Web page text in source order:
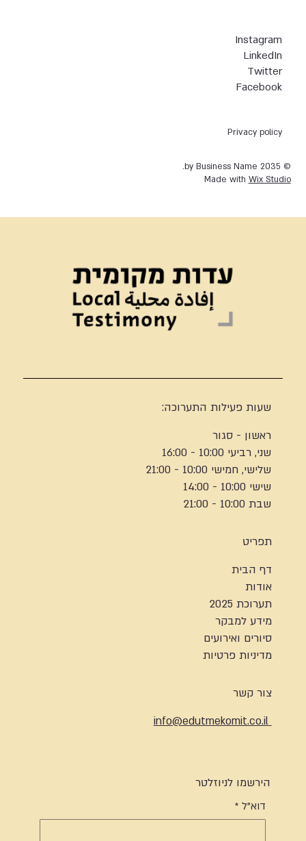
Privacy policy
© 2035 by Business Name.
Made with Wix Studio
Instagram
LinkedIn
Twitter
Facebook
שעות פעילות התערוכה:
ראשון - סגור
שני, רביעי 10:00 - 16:00
שלישי, חמישי 10:00 - 21:00
שישי 10:00 - 14:00
שבת 10:00 - 21:00
תפריט
דף הבית
אודות
תערוכת 2025
מידע למבקר
סיורים ואירועים
מדיניות פרטיות
צור קשר
info@edutmekomit.co.il
הירשמו לניוזלטר
דוא"ל *